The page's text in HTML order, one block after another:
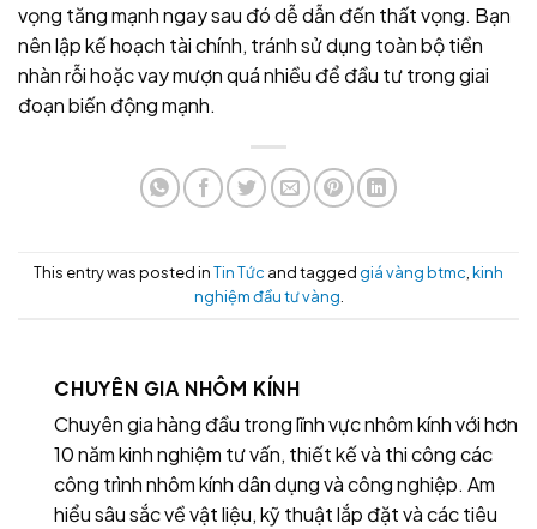
vọng tăng mạnh ngay sau đó dễ dẫn đến thất vọng. Bạn
nên lập kế hoạch tài chính, tránh sử dụng toàn bộ tiền
nhàn rỗi hoặc vay mượn quá nhiều để đầu tư trong giai
đoạn biến động mạnh.
This entry was posted inTin Tức and tagged giá vàng btmc,kinh
nghiệm đầu tư vàng.
CHUYÊN GIA NHÔM KÍNH
Chuyên gia hàng đầu trong lĩnh vực nhôm kính với hơn
10 năm kinh nghiệm tư vấn, thiết kế và thi công các
công trình nhôm kính dân dụng và công nghiệp. Am
hiểu sâu sắc về vật liệu, kỹ thuật lắp đặt và các tiêu